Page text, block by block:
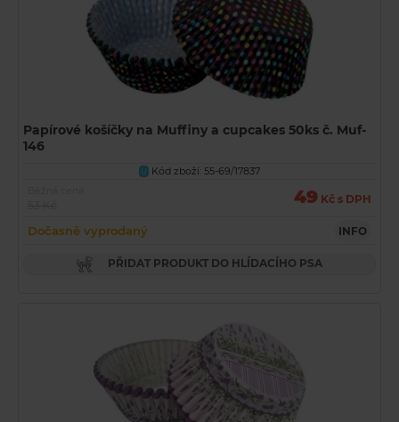
Papírové košíčky na Muffiny a cupcakes 50ks č. Muf-
146
U
Kód zboží: 55-69/17837
49 Kč s DPH
Dočasně vyprodaný INFO
PŘIDAT PRODUKT DO HLÍDACÍHO PSA